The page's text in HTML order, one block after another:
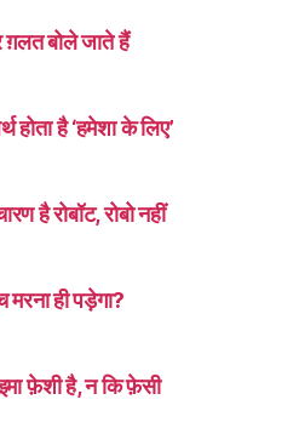
बोले जाते हैं
है ‘हमेशा के लिए’
है रोबॉट, रोबो नहीं
ही पड़ेगा?
फ़ेशी है, न कि फ़ेसी